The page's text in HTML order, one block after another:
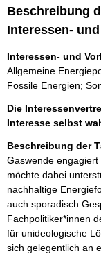
Beschreibung
Interessen-
Interessen- und
Allgemeine
Fossile Energien;
Die
Interesse selbst
Beschreibung der
Gaswende
möchte dabei
nachhaltige
auch sporadisch
Fachpolitiker*innen
für unideologische
sich gelegentlich an